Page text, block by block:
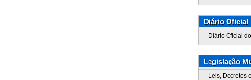
Diário Oficial
Diário Oficial
Legislação
Leis, Decretos